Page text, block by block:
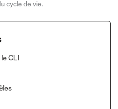
cycle de vie.
CLI